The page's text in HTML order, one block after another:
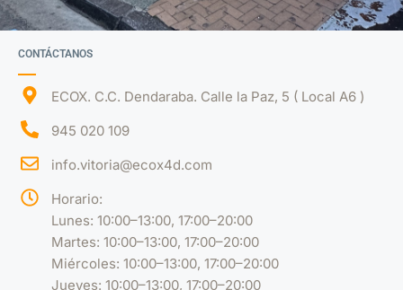
CONTÁCTANOS
ECOX. C.C. Dendaraba. Calle la Paz, 5 ( Local A6 )
945 020 109
info.vitoria@ecox4d.com
Horario:
Lunes: 10:00–13:00, 17:00–20:00
Martes: 10:00–13:00, 17:00–20:00
Miércoles: 10:00–13:00, 17:00–20:00
Jueves: 10:00–13:00, 17:00–20:00